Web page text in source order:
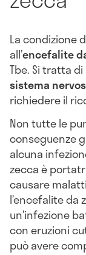
La condizione
all’encefalite
Tbe. Si tratta
sistema
richiedere il
Non tutte le
conseguenze
alcuna
zecca è
causare
l’encefalite da
un’infezione
con eruzioni
può avere